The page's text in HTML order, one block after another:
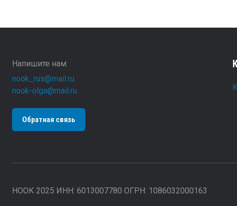
Напишите нам:
nook_rus@mail.ru
nook-olga@mail.ru
Обратная связь
НООК 2025 ИНН: 6013007780 ОГРН: 1086032000163